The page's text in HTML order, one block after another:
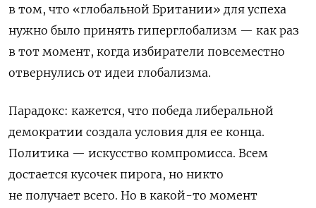
в том, что «глобальной Британии» для успеха
нужно было принять гиперглобализм — как раз
в тот момент, когда избиратели повсеместно
отвернулись от идеи глобализма.
Парадокс: кажется, что победа либеральной
демократии создала условия для ее конца.
Политика — искусство компромисса. Всем
достается кусочек пирога, но никто
не получает всего. Но в какой-то момент